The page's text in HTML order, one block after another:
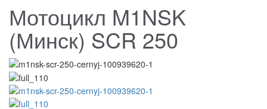
Мотоцикл M1NSK
(Минск) SCR 250